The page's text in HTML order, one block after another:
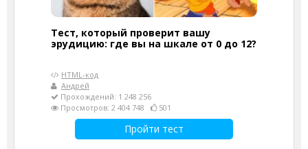
Тест, который проверит вашу
эрудицию: где вы на шкале от 0 до 12?
HTML-код
Андрей
Прохождений: 1 248 256
Просмотров: 2 404 748
501
Пройти тест